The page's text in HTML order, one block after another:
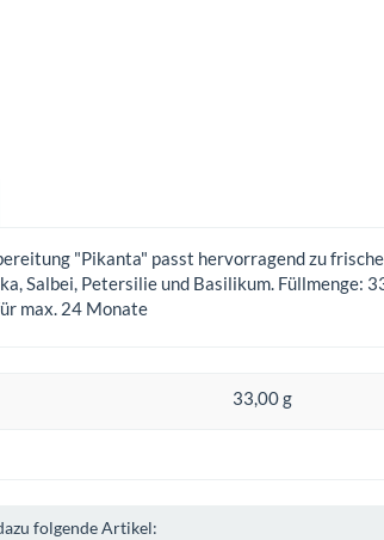
"Pikanta" passt hervorragend zu
Salbei, Petersilie und Basilikum. Füllmenge:
max. 24 Monate
33,00 g
folgende Artikel: